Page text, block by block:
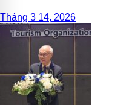
Tháng 3 14, 2026